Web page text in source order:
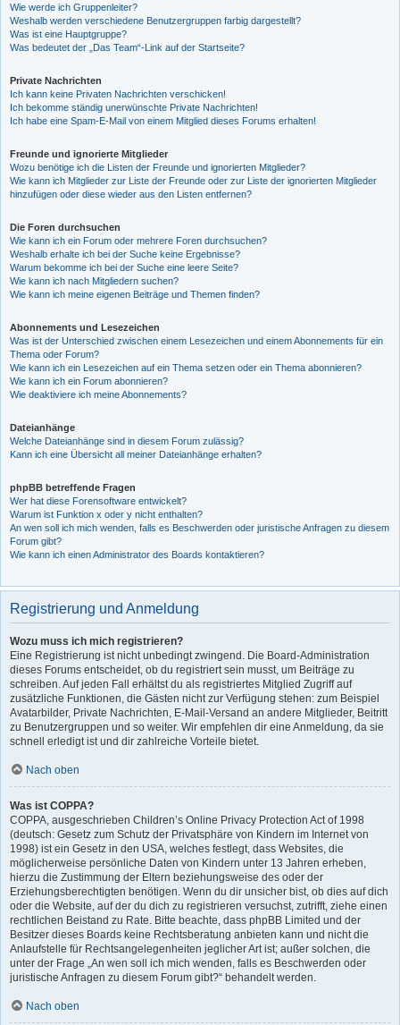
Wie werde ich Gruppenleiter?
Weshalb werden verschiedene Benutzergruppen farbig dargestellt?
Was ist eine Hauptgruppe?
Was bedeutet der „Das Team“-Link auf der Startseite?
Private Nachrichten
Ich kann keine Privaten Nachrichten verschicken!
Ich bekomme ständig unerwünschte Private Nachrichten!
Ich habe eine Spam-E-Mail von einem Mitglied dieses Forums erhalten!
Freunde und ignorierte Mitglieder
Wozu benötige ich die Listen der Freunde und ignorierten Mitglieder?
Wie kann ich Mitglieder zur Liste der Freunde oder zur Liste der ignorierten Mitglieder
hinzufügen oder diese wieder aus den Listen entfernen?
Die Foren durchsuchen
Wie kann ich ein Forum oder mehrere Foren durchsuchen?
Weshalb erhalte ich bei der Suche keine Ergebnisse?
Warum bekomme ich bei der Suche eine leere Seite?
Wie kann ich nach Mitgliedern suchen?
Wie kann ich meine eigenen Beiträge und Themen finden?
Abonnements und Lesezeichen
Was ist der Unterschied zwischen einem Lesezeichen und einem Abonnements für ein
Thema oder Forum?
Wie kann ich ein Lesezeichen auf ein Thema setzen oder ein Thema abonnieren?
Wie kann ich ein Forum abonnieren?
Wie deaktiviere ich meine Abonnements?
Dateianhänge
Welche Dateianhänge sind in diesem Forum zulässig?
Kann ich eine Übersicht all meiner Dateianhänge erhalten?
phpBB betreffende Fragen
Wer hat diese Forensoftware entwickelt?
Warum ist Funktion x oder y nicht enthalten?
An wen soll ich mich wenden, falls es Beschwerden oder juristische Anfragen zu diesem
Forum gibt?
Wie kann ich einen Administrator des Boards kontaktieren?
Registrierung und Anmeldung
Wozu muss ich mich registrieren?
Eine Registrierung ist nicht unbedingt zwingend. Die Board-Administration
dieses Forums entscheidet, ob du registriert sein musst, um Beiträge zu
schreiben. Auf jeden Fall erhältst du als registriertes Mitglied Zugriff auf
zusätzliche Funktionen, die Gästen nicht zur Verfügung stehen: zum Beispiel
Avatarbilder, Private Nachrichten, E-Mail-Versand an andere Mitglieder, Beitritt
zu Benutzergruppen und so weiter. Wir empfehlen dir eine Anmeldung, da sie
schnell erledigt ist und dir zahlreiche Vorteile bietet.
Nach oben
Was ist COPPA?
COPPA, ausgeschrieben Children’s Online Privacy Protection Act of 1998
(deutsch: Gesetz zum Schutz der Privatsphäre von Kindern im Internet von
1998) ist ein Gesetz in den USA, welches festlegt, dass Websites, die
möglicherweise persönliche Daten von Kindern unter 13 Jahren erheben,
hierzu die Zustimmung der Eltern beziehungsweise des oder der
Erziehungsberechtigten benötigen. Wenn du dir unsicher bist, ob dies auf dich
oder die Website, auf der du dich zu registrieren versuchst, zutrifft, ziehe einen
rechtlichen Beistand zu Rate. Bitte beachte, dass phpBB Limited und der
Besitzer dieses Boards keine Rechtsberatung anbieten kann und nicht die
Anlaufstelle für Rechtsangelegenheiten jeglicher Art ist; außer solchen, die
unter der Frage „An wen soll ich mich wenden, falls es Beschwerden oder
juristische Anfragen zu diesem Forum gibt?“ behandelt werden.
Nach oben